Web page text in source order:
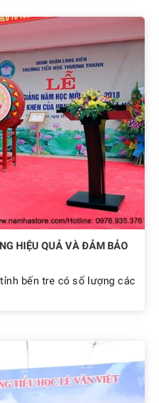
HIỆU QUẢ VÀ ĐẢM BẢO
bến tre có số lượng các